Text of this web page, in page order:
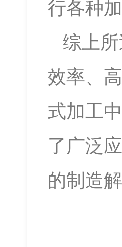
行各种
综上
效率、
式加工
了广泛
的制造